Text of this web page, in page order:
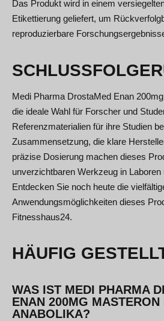
Das Produkt wird in einem
Etikettierung geliefert, um
reproduzierbare
Medi Pharma DrostaMed Enan
die ideale Wahl für Forscher und
Referenzmaterialien für ihre Studien
Zusammensetzung, die klare
präzise Dosierung machen dieses
unverzichtbaren Werkzeug in Laboren
Entdecken Sie noch heute die
Anwendungsmöglichkeiten dieses
Fitnesshaus24.
HÄUFIG
WAS IST MEDI PHARMA
ENAN 200MG MASTERON
ANABOLIKA?